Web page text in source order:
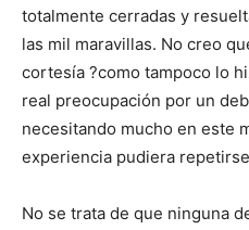
totalmente cerradas y
las mil maravillas. No creo
cortesía ?como tampoco lo
real preocupación por un
necesitando mucho en este
experiencia pudiera
No se trata de que ninguna